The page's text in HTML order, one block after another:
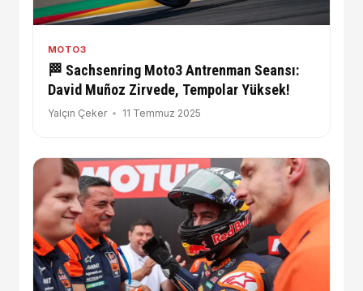
MOTO3
🏁 Sachsenring Moto3 Antrenman Seansı:
David Muñoz Zirvede, Tempolar Yüksek!
Yalçın Çeker 11 Temmuz 2025